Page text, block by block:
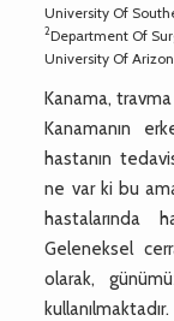
University Of
2Department Of
University Of
Kanama,
Kanamanın
hastanın
ne var ki bu
hastalarında
Geleneksel
olarak,